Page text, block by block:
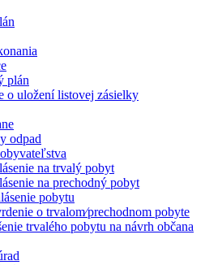
plán
o uložení listovej zásielky
odpad
na trvalý pobyt
na prechodný pobyt
pobytu
o trvalom⁄prechodnom pobyte
trvalého pobytu na návrh občana